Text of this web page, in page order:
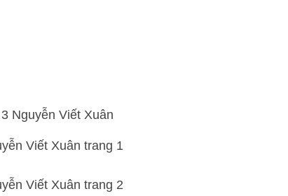
Nguyễn Viết Xuân